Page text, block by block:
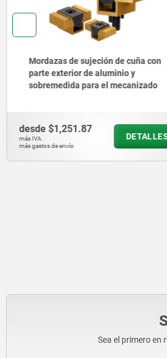
Mordazas de sujeción de acero, con
superficies de cuña
desde $625.18
más IVA.
más gastos de envío
Sea el primero en